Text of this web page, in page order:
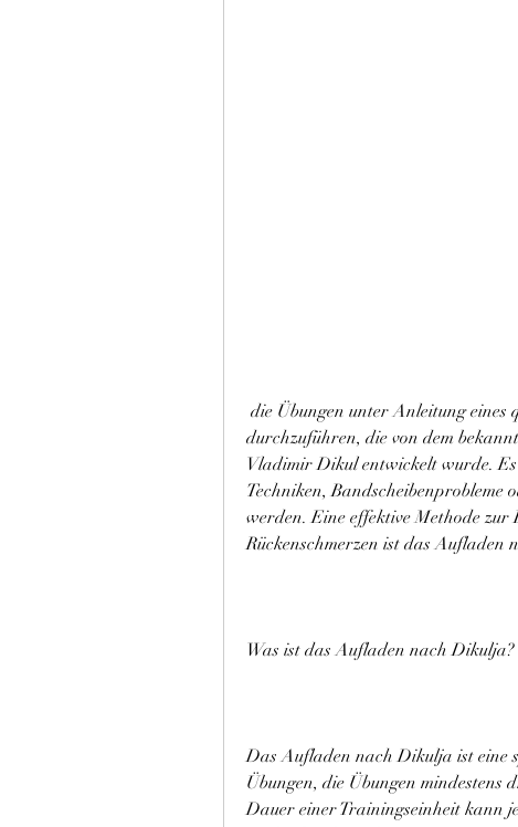
durchzuführen, die von dem
Vladimir Dikul entwickelt wurde.
Techniken,
werden. Eine effektive Methode zur
Rückenschmerzen ist das Aufladen
Was ist das Aufladen nach Dikulja?
Das Aufladen nach Dikulja ist eine
Übungen, die Übungen mindestens
Dauer einer Trainingseinheit kann